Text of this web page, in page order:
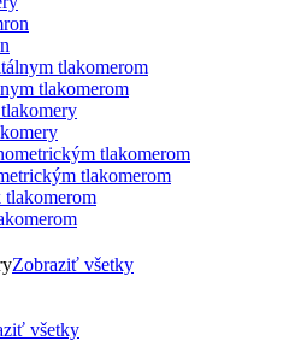
tlakomerom
tlakomerom
Zobraziť všetky
všetky